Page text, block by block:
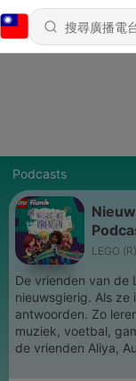
Podcasts
LEGO (R)
De vrienden van de
nieuwsgierig. Als
antwoorden. Zo
muziek, voetbal,
de vrienden Aliya,
Olly vragen aan